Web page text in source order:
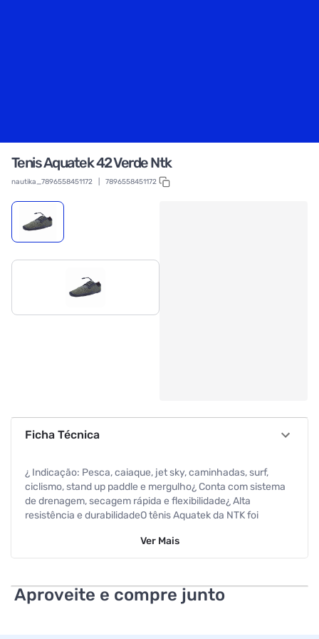
Tenis Aquatek 42 Verde Ntk
nautika_7896558451172 7896558451172
Ficha Técnica
¿ Indicação: Pesca, caiaque, jet sky, caminhadas, surf,
ciclismo, stand up paddle e mergulho¿ Conta com sistema
de drenagem, secagem rápida e flexibilidade¿ Alta
resistência e durabilidadeO tênis Aquatek da NTK foi
proporcionar o máximo de conforto, segurança e
variados tipos de pés, através do cabedal que garante
liberdade e segurança nos movimentos, além de secagem
Ver Mais
Aproveite e compre junto